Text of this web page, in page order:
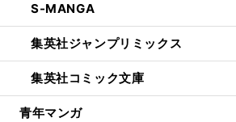
S-MANGA
集英社ジャンプリミックス
集英社コミック文庫
青年マンガ